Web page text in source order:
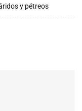
y pétreos